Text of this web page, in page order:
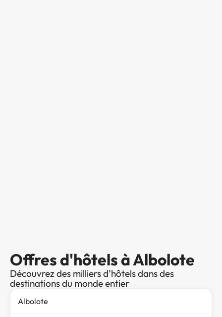
Offres d'hôtels à Albolote
Découvrez des milliers d’hôtels dans des
destinations du monde entier